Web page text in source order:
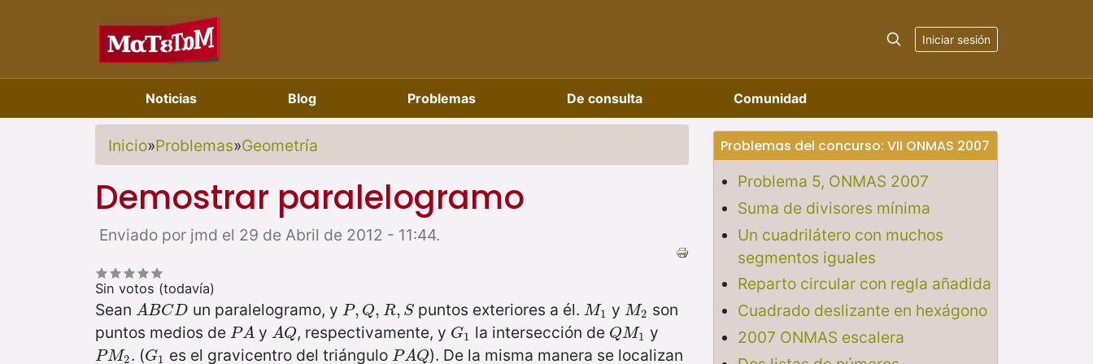
Iniciar sesión
Noticias Blog Problemas De consulta Comunidad
Inicio»Problemas»Geometría
Demostrar paralelogramo
Enviado por jmd el 29 de Abril de 2012 - 11:44.
Sin votos (todavía)
Sean ABCD
ABCD un paralelogramo, y P, Q, R, S
P,Q,R ,S puntos exteriores a él.M1
M1 yM2
M2 son
puntos medios de PA
PA y AQ
AQ , respectivamente, y G1
G1 la intersección de QM1
QM1 y
PM2
PM2. (G1
G1 es el gravicentro del triánguloPAQ
PAQ ). De la misma manera se localizan
Problemas del concurso: VII ONMAS 2007
Problema 5, ONMAS 2007
Suma de divisores mínima
Un cuadrilátero con muchos
segmentos iguales
Reparto circular con regla añadida
Cuadrado deslizante en hexágono
2007 ONMAS escalera